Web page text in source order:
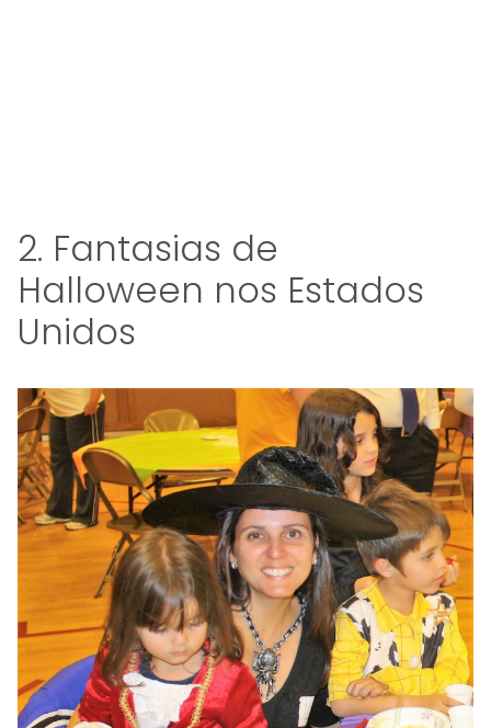
2. Fantasias de
Halloween nos Estados
Unidos